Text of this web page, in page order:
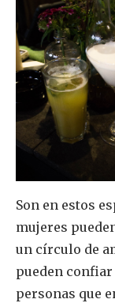
Son en estos
mujeres
un círculo de
pueden confiar
personas que